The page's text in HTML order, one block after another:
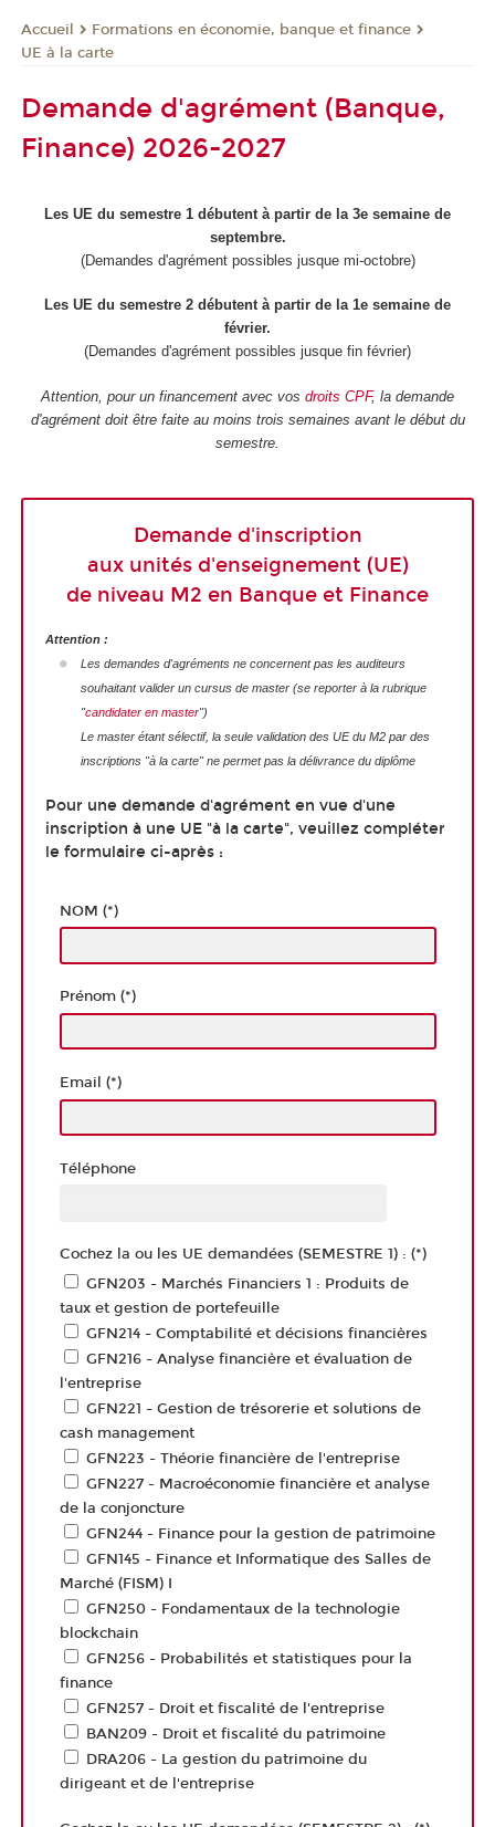
Accueil
Formations en économie, banque et finance
UE à la carte
Demande d'agrément (Banque,
Finance) 2026-2027
Les UE du semestre 1 débutent à partir de la 3e semaine de
septembre.
(Demandes d'agrément possibles jusque mi-octobre)
Les UE du semestre 2 débutent à partir de la 1e semaine de
février.
(Demandes d'agrément possibles jusque fin février)
Attention, pour un financement avec vos droits CPF, la demande
d'agrément doit être faite au moins trois semaines avant le début du
semestre.
Demande d'inscription
aux unités d'enseignement (UE)
de niveau M2 en Banque et Finance
Attention :
Les demandes d'agréments ne concernent pas les auditeurs
souhaitant valider un cursus de master (se reporter à la rubrique
"candidater en master")
Le master étant sélectif, la seule validation des UE du M2 par des
inscriptions "à la carte" ne permet pas la délivrance du diplôme
Pour une demande d'agrément en vue d'une
inscription à une UE "à la carte", veuillez compléter
le formulaire ci-après :
NOM (*)
Prénom (*)
Email (*)
Téléphone
Cochez la ou les UE demandées (SEMESTRE 1) : (*)
GFN203 - Marchés Financiers 1 : Produits de
taux et gestion de portefeuille
GFN214 - Comptabilité et décisions financières
GFN216 - Analyse financière et évaluation de
l'entreprise
GFN221 - Gestion de trésorerie et solutions de
cash management
GFN223 - Théorie financière de l'entreprise
GFN227 - Macroéconomie financière et analyse
de la conjoncture
GFN244 - Finance pour la gestion de patrimoine
GFN145 - Finance et Informatique des Salles de
Marché (FISM) I
GFN250 - Fondamentaux de la technologie
blockchain
GFN256 - Probabilités et statistiques pour la
finance
GFN257 - Droit et fiscalité de l'entreprise
BAN209 - Droit et fiscalité du patrimoine
DRA206 - La gestion du patrimoine du
dirigeant et de l'entreprise